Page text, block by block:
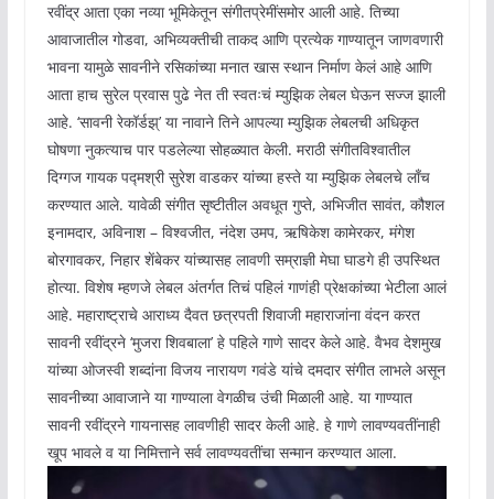
रवींद्र आता एका नव्या भूमिकेतून संगीतप्रेमींसमोर आली आहे. तिच्या
आवाजातील गोडवा, अभिव्यक्तीची ताकद आणि प्रत्येक गाण्यातून जाणवणारी
भावना यामुळे सावनीने रसिकांच्या मनात खास स्थान निर्माण केलं आहे आणि
आता हाच सुरेल प्रवास पुढे नेत ती स्वतःचं म्युझिक लेबल घेऊन सज्ज झाली
आहे. ‘सावनी रेकॉर्डझ्’ या नावाने तिने आपल्या म्युझिक लेबलची अधिकृत
घोषणा नुकत्याच पार पडलेल्या सोहळ्यात केली. मराठी संगीतविश्वातील
दिग्गज गायक पद्मश्री सुरेश वाडकर यांच्या हस्ते या म्युझिक लेबलचे लाँच
करण्यात आले. यावेळी संगीत सृष्टीतील अवधूत गुप्ते, अभिजीत सावंत, कौशल
इनामदार, अविनाश – विश्वजीत, नंदेश उमप, ऋषिकेश कामेरकर, मंगेश
बोरगावकर, निहार शेंबेकर यांच्यासह लावणी सम्राज्ञी मेघा घाडगे ही उपस्थित
होत्या. विशेष म्हणजे लेबल अंतर्गत तिचं पहिलं गाणंही प्रेक्षकांच्या भेटीला आलं
आहे. महाराष्ट्राचे आराध्य दैवत छत्रपती शिवाजी महाराजांना वंदन करत
सावनी रवींद्रने ‘मुजरा शिवबाला’ हे पहिले गाणे सादर केले आहे. वैभव देशमुख
यांच्या ओजस्वी शब्दांना विजय नारायण गवंडे यांचे दमदार संगीत लाभले असून
सावनीच्या आवाजाने या गाण्याला वेगळीच उंची मिळाली आहे. या गाण्यात
सावनी रवींद्रने गायनासह लावणीही सादर केली आहे. हे गाणे लावण्यवतींनाही
खूप भावले व या निमित्ताने सर्व लावण्यवतींचा सन्मान करण्यात आला.